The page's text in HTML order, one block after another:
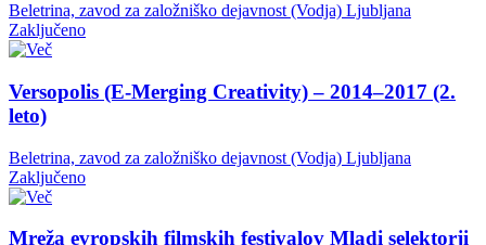
Beletrina, zavod za založniško dejavnost (Vodja) Ljubljana
Zaključeno
Versopolis (E-Merging Creativity) – 2014–2017 (2.
leto)
Beletrina, zavod za založniško dejavnost (Vodja) Ljubljana
Zaključeno
Mreža evropskih filmskih festivalov Mladi selektorji